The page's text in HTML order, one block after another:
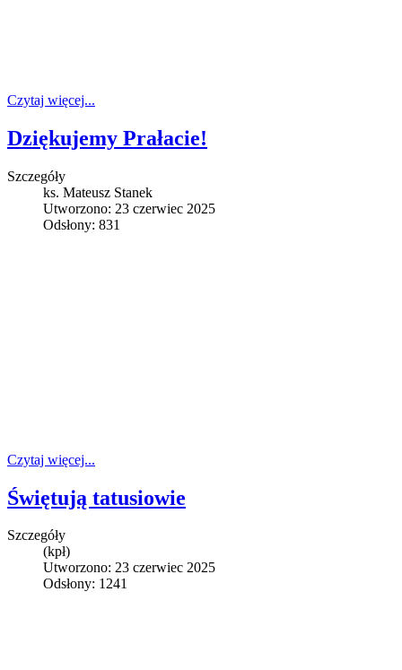
Czytaj więcej...
Dziękujemy Prałacie!
Szczegóły
ks. Mateusz Stanek
Utworzono: 23 czerwiec 2025
Odsłony: 831
Czytaj więcej...
Świętują tatusiowie
Szczegóły
(kpł)
Utworzono: 23 czerwiec 2025
Odsłony: 1241